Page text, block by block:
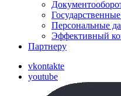
Персональные
Эффективный
Партнеру
vkontakte
youtube